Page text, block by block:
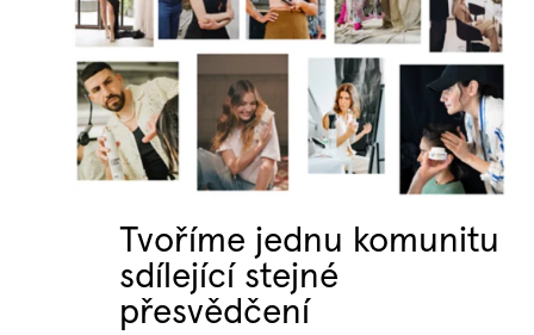
Tvoříme jednu komunitu
sdílející stejné
přesvědčení